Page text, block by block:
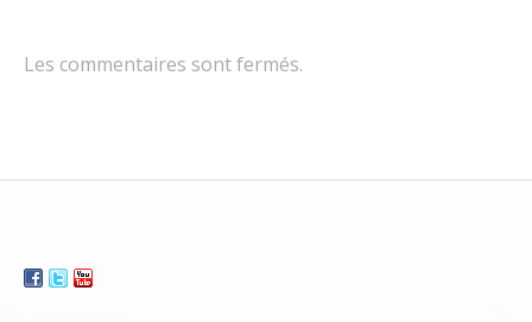
Les commentaires sont fermés.